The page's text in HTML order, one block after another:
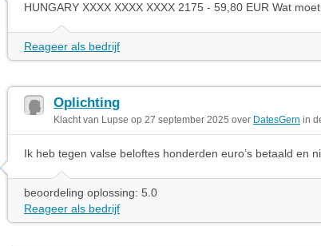
HUNGARY XXXX XXXX XXXX 2175 - 59,80 EUR Wat
Reageer als bedrijf
Oplichting
Klacht van Lupse op 27 september 2025 over DatesGern in
Ik heb tegen valse beloftes honderden euro’s betaald en
beoordeling oplossing: 5.0
Reageer als bedrijf